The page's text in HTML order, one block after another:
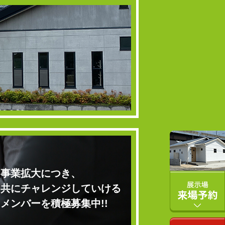
事業拡大につき、
共にチャレンジしていける
メンバーを積極募集中!!